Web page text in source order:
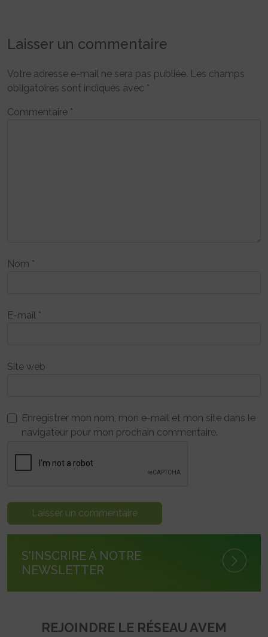
Laisser un commentaire
Votre adresse e-mail ne sera pas publiée. Les champs
obligatoires sont indiqués avec *
Commentaire *
Nom *
E-mail *
Site web
Enregistrer mon nom, mon e-mail et mon site dans le
navigateur pour mon prochain commentaire.
S'INSCRIRE À NOTRE
NEWSLETTER
REJOINDRE LE RÉSEAU AVEM